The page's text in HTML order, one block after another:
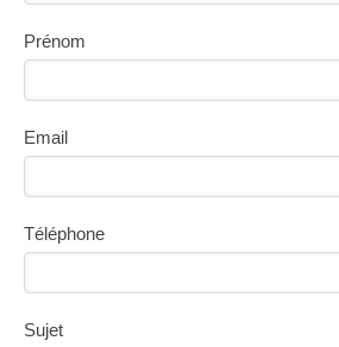
Prénom
Email
Téléphone
Sujet